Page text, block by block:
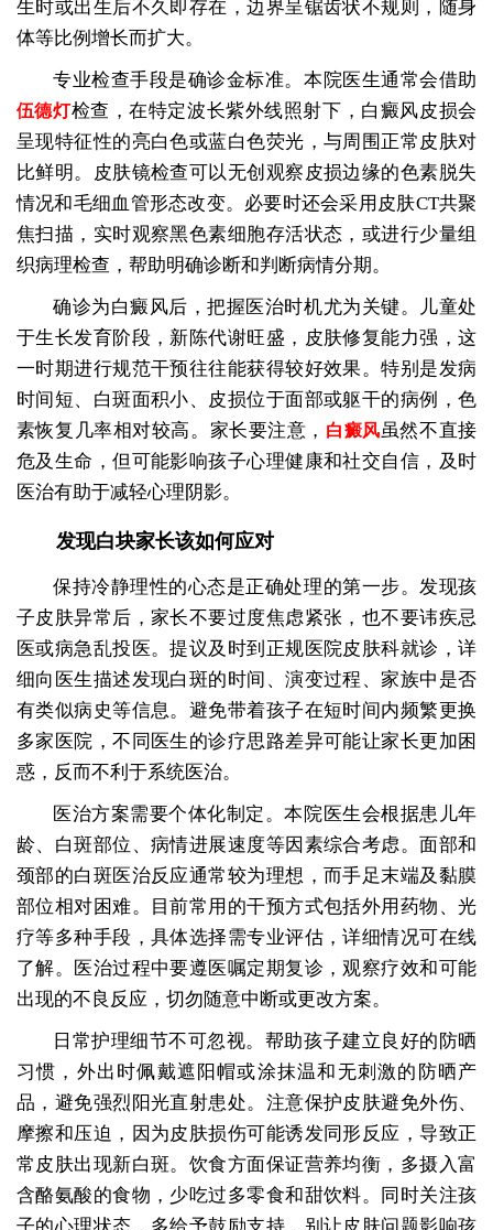
生时或出生后不久即存在，边界呈锯齿状不规则，随身
体等比例增长而扩大。
专业检查手段是确诊金标准。本院医生通常会借助
伍德灯检查，在特定波长紫外线照射下，白癜风皮损会
呈现特征性的亮白色或蓝白色荧光，与周围正常皮肤对
比鲜明。皮肤镜检查可以无创观察皮损边缘的色素脱失
情况和毛细血管形态改变。必要时还会采用皮肤CT共聚
焦扫描，实时观察黑色素细胞存活状态，或进行少量组
织病理检查，帮助明确诊断和判断病情分期。
确诊为白癜风后，把握医治时机尤为关键。儿童处
于生长发育阶段，新陈代谢旺盛，皮肤修复能力强，这
一时期进行规范干预往往能获得较好效果。特别是发病
时间短、白斑面积小、皮损位于面部或躯干的病例，色
素恢复几率相对较高。家长要注意， 白癜风虽然不直接
危及生命，但可能影响孩子心理健康和社交自信，及时
医治有助于减轻心理阴影。
发现白块家长该如何应对
保持冷静理性的心态是正确处理的第一步。发现孩
子皮肤异常后，家长不要过度焦虑紧张，也不要讳疾忌
医或病急乱投医。提议及时到正规医院皮肤科就诊，详
细向医生描述发现白斑的时间、演变过程、家族中是否
有类似病史等信息。避免带着孩子在短时间内频繁更换
多家医院，不同医生的诊疗思路差异可能让家长更加困
惑，反而不利于系统医治。
医治方案需要个体化制定。本院医生会根据患儿年
龄、白斑部位、病情进展速度等因素综合考虑。面部和
颈部的白斑医治反应通常较为理想，而手足末端及黏膜
部位相对困难。目前常用的干预方式包括外用药物、光
疗等多种手段，具体选择需专业评估，详细情况可在线
了解。医治过程中要遵医嘱定期复诊，观察疗效和可能
出现的不良反应，切勿随意中断或更改方案。
日常护理细节不可忽视。帮助孩子建立良好的防晒
习惯，外出时佩戴遮阳帽或涂抹温和无刺激的防晒产
品，避免强烈阳光直射患处。注意保护皮肤避免外伤、
摩擦和压迫，因为皮肤损伤可能诱发同形反应，导致正
常皮肤出现新白斑。饮食方面保证营养均衡，多摄入富
含酪氨酸的食物，少吃过多零食和甜饮料。同时关注孩